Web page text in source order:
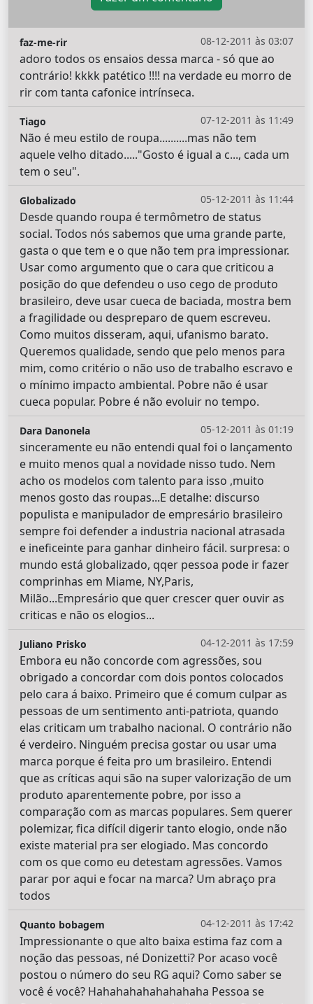
08-12-2011 às 03:07
faz-me-rir
adoro todos os ensaios dessa marca - só que ao
contrário! kkkk patético !!!! na verdade eu morro de
rir com tanta cafonice intrínseca.
07-12-2011 às 11:49
Tiago
Não é meu estilo de roupa..........mas não tem
aquele velho ditado....."Gosto é igual a c..., cada um
tem o seu".
05-12-2011 às 11:44
Globalizado
Desde quando roupa é termômetro de status
social. Todos nós sabemos que uma grande parte,
gasta o que tem e o que não tem pra impressionar.
Usar como argumento que o cara que criticou a
posição do que defendeu o uso cego de produto
brasileiro, deve usar cueca de baciada, mostra bem
a fragilidade ou despreparo de quem escreveu.
Como muitos disseram, aqui, ufanismo barato.
Queremos qualidade, sendo que pelo menos para
mim, como critério o não uso de trabalho escravo e
o mínimo impacto ambiental. Pobre não é usar
cueca popular. Pobre é não evoluir no tempo.
05-12-2011 às 01:19
Dara Danonela
sinceramente eu não entendi qual foi o lançamento
e muito menos qual a novidade nisso tudo. Nem
acho os modelos com talento para isso ,muito
menos gosto das roupas...E detalhe: discurso
populista e manipulador de empresário brasileiro
sempre foi defender a industria nacional atrasada
e ineficeinte para ganhar dinheiro fácil. surpresa: o
mundo está globalizado, qqer pessoa pode ir fazer
comprinhas em Miame, NY,Paris,
Milão...Empresário que quer crescer quer ouvir as
criticas e não os elogios...
04-12-2011 às 17:59
Juliano Prisko
Embora eu não concorde com agressões, sou
obrigado a concordar com dois pontos colocados
pelo cara á baixo. Primeiro que é comum culpar as
pessoas de um sentimento anti-patriota, quando
elas criticam um trabalho nacional. O contrário não
é verdeiro. Ninguém precisa gostar ou usar uma
marca porque é feita pro um brasileiro. Entendi
que as críticas aqui são na super valorização de um
produto aparentemente pobre, por isso a
comparação com as marcas populares. Sem querer
polemizar, fica difícil digerir tanto elogio, onde não
existe material pra ser elogiado. Mas concordo
com os que como eu detestam agressões. Vamos
parar por aqui e focar na marca? Um abraço pra
todos
04-12-2011 às 17:42
Quanto bobagem
Impressionante o que alto baixa estima faz com a
noção das pessoas, né Donizetti? Por acaso você
postou o número do seu RG aqui? Como saber se
você é você? Hahahahahahahahaha Pessoa se